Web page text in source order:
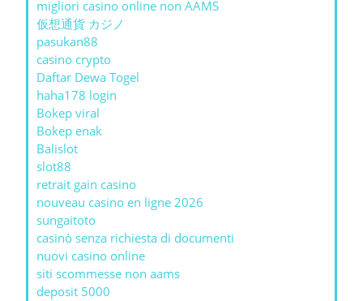
migliori casino online non AAMS
仮想通貨 カジノ
pasukan88
casino crypto
Daftar Dewa Togel
haha178 login
Bokep viral
Bokep enak
Balislot
slot88
retrait gain casino
nouveau casino en ligne 2026
sungaitoto
casinò senza richiesta di documenti
nuovi casino online
siti scommesse non aams
deposit 5000